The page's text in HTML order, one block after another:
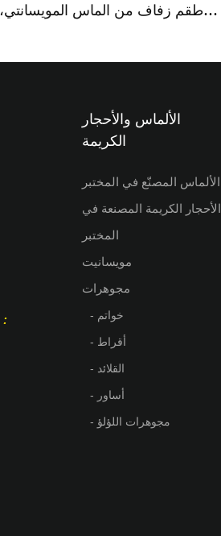
طقم زفاف من الماس المويسانتي،
:
الألماس والأحجار
الكريمة
الألماس المصنّع في المختبر
الأحجار الكريمة المصنعة في
المختبر
مويسانيت
مجوهرات
- خواتم
- أقراط
- القلائد
- أساور
- مجوهرات اللؤلؤ